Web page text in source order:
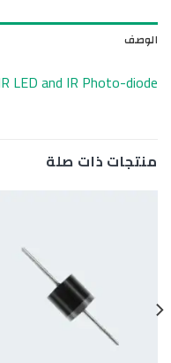
الوصف
LED and IR Photo-diode
منتجات ذات صلة